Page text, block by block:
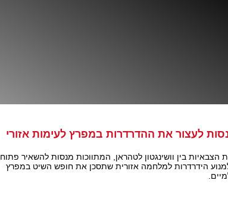
לעצור את ההדרדרות במפרץ לעימות אזורי
הצבאיות בין וושינגטון לטהראן, המתווכות מנסות להשאיר פתוח
הידרדרות למלחמה אזורית שתסכן את חופש השיט במפרץ